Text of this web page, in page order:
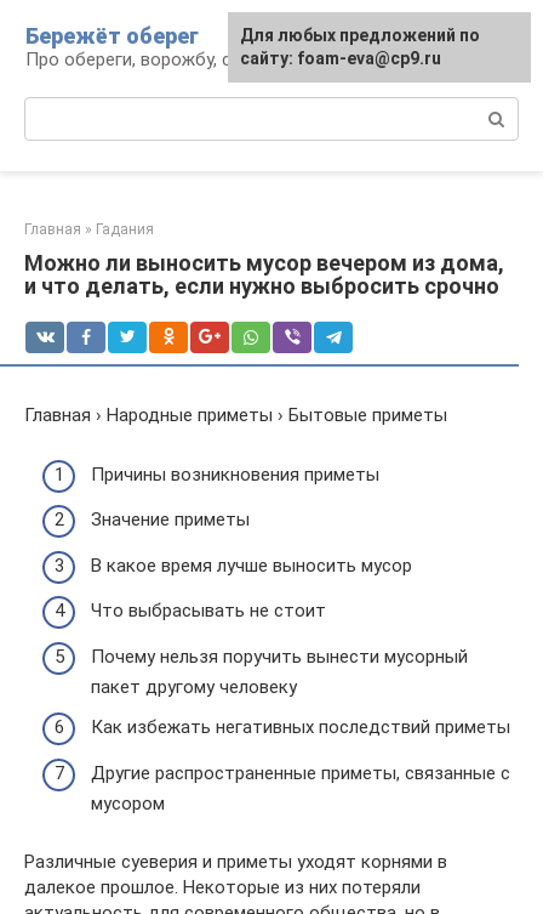
контенту
Бережёт оберег
Про обереги, ворожбу, сны и гадания
Главная » Гадания
Можно ли выносить мусор вечером из дома,
и что делать, если нужно выбросить срочно
Главная › Народные приметы › Бытовые приметы
Причины возникновения приметы
Значение приметы
В какое время лучше выносить мусор
Что выбрасывать не стоит
Почему нельзя поручить вынести мусорный
пакет другому человеку
Как избежать негативных последствий приметы
Другие распространенные приметы, связанные с
мусором
Различные суеверия и приметы уходят корнями в
далекое прошлое. Некоторые из них потеряли
Для любых предложений по
сайту: foam-eva@cp9.ru